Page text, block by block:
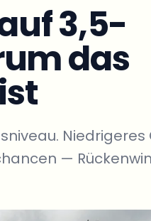
3,5-
das
—